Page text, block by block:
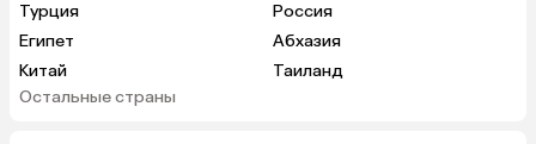
Турция
Россия
Египет
Абхазия
Китай
Таиланд
Вьетнам
Остальные страны